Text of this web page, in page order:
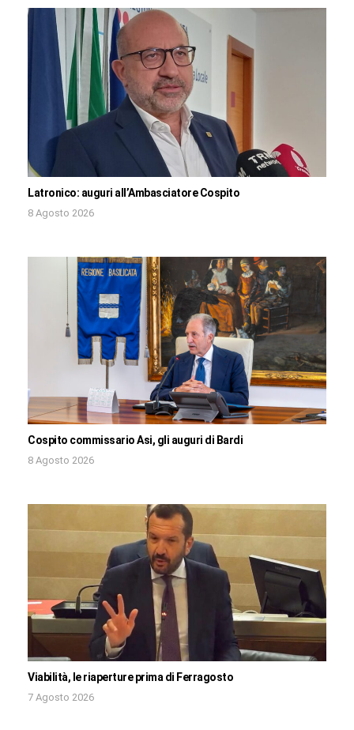
Latronico: auguri all’Ambasciatore Cospito
8 Agosto 2026
Cospito commissario Asi, gli auguri di Bardi
8 Agosto 2026
Viabilità, le riaperture prima di Ferragosto
7 Agosto 2026